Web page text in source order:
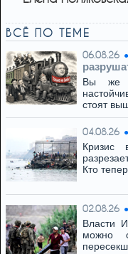
ВСЁ ПО ТЕМЕ
06.08.26
Вы же
стоят
04.08.26
Кризис
Кто
02.08.26
Власти
можно